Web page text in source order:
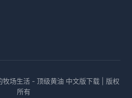
场生活 - 顶级黄油 中文版下载 | 版权
所有